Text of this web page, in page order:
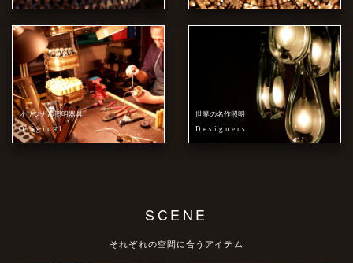
オリジナル照明器具
Original
世界の名作照明
Designers
SCENE
それぞれの空間に合うアイテム